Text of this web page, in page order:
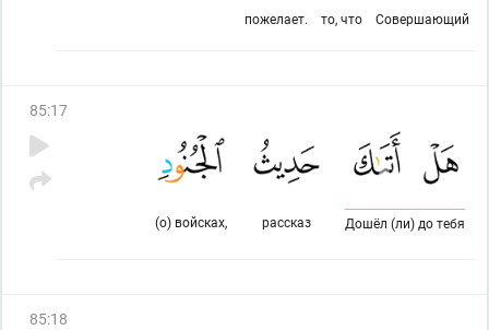
Совершающий
то, что
пожелает.
85:17
Дошёл (ли) до тебя
рассказ
(о) войсках,
85:18